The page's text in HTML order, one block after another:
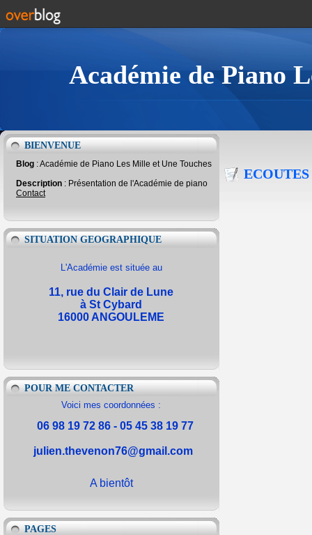
Académie de Piano
BIENVENUE
Blog : Académie de Piano Les Mille et Une Touches
Description : Présentation de l'Académie de piano
Contact
SITUATION GEOGRAPHIQUE
L'Académie est située au
11, rue du Clair de Lune
à St Cybard
16000 ANGOULEME
POUR ME CONTACTER
Voici mes coordonnées :
06 98 19 72 86 - 05 45 38 19 77
julien.thevenon76@gmail.com
A bientôt
PAGES